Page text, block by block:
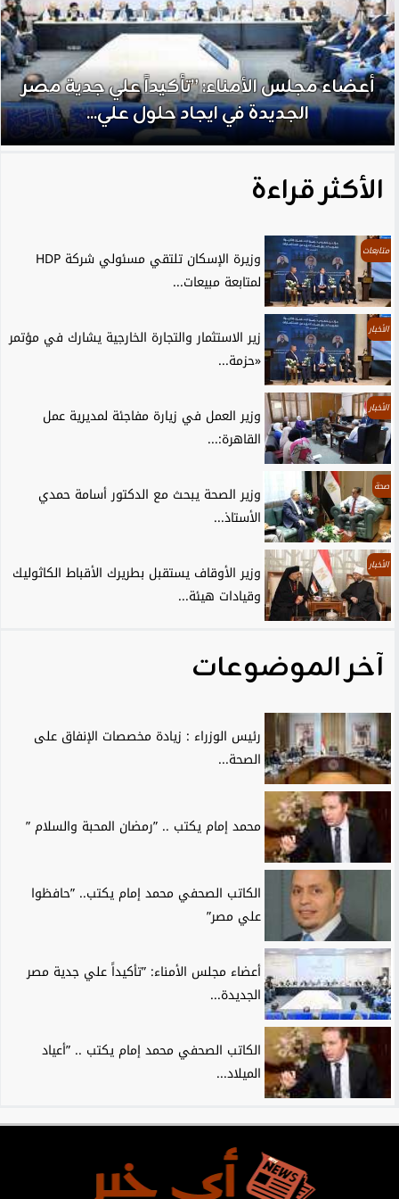
أعضاء مجلس الأمناء: ”تأكيداً علي جدية مصر
الجديدة في ايجاد حلول علي...
الأكثر قراءة
متابعات
وزيرة الإسكان تلتقي مسئولي شركة HDP
لمتابعة مبيعات...
الأخبار
زير الاستثمار والتجارة الخارجية يشارك في مؤتمر
«حزمة...
الأخبار
وزير العمل في زيارة مفاجئة لمديرية عمل
القاهرة:...
صحة
وزير الصحة يبحث مع الدكتور أسامة حمدي
الأستاذ...
الأخبار
وزير الأوقاف يستقبل بطريرك الأقباط الكاثوليك
وقيادات هيئة...
آخر الموضوعات
رئيس الوزراء : زيادة مخصصات الإنفاق على
الصحة...
محمد إمام يكتب .. ”رمضان المحبة والسلام ”
الكاتب الصحفي محمد إمام يكتب.. ”حافظوا
علي مصر”
أعضاء مجلس الأمناء: ”تأكيداً علي جدية مصر
الجديدة...
الكاتب الصحفي محمد إمام يكتب .. ”أعياد
الميلاد...